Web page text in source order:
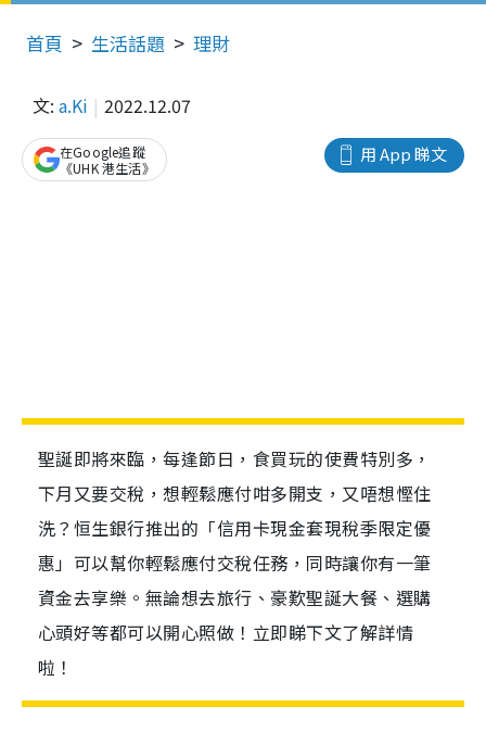
首頁 生活話題 理財
文: a.Ki 2022.12.07
用 App 睇文
在Google追蹤
《UHK 港生活》
聖誕即將來臨，每逢節日，食買玩的使費特別多，
下月又要交稅，想輕鬆應付咁多開支，又唔想慳住
洗？恒生銀行推出的「信用卡現金套現稅季限定優
惠」可以幫你輕鬆應付交稅任務，同時讓你有一筆
資金去享樂。無論想去旅行、豪歎聖誕大餐、選購
心頭好等都可以開心照做！立即睇下文了解詳情
啦！